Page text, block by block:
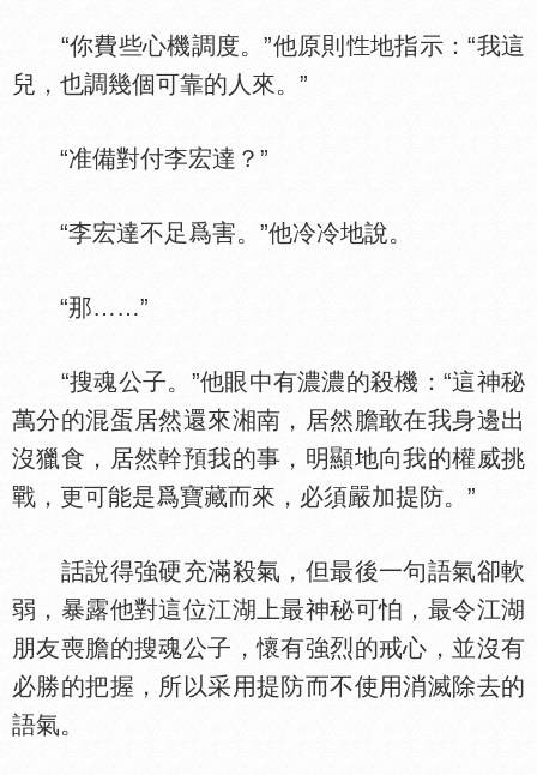
“你費些心機調度。”他原則
地指示：“我這
兒，也調幾個可靠的人來。”
“准備對付李宏達？”
“李宏達不足爲害。”他冷冷地說。
“那……”
“搜魂公子。”他眼中有濃濃的殺機：“這神秘
萬分的混蛋居然還來湘南，居然膽敢在我身邊出
沒獵食，居然幹預我的事，明顯地向我的權威挑
戰，更可能是爲寶藏而來，必須嚴加提防。”
話說得強硬充滿殺氣，但最後一句語氣卻軟
弱，暴露他對這位江湖上最神秘可怕，最令江湖
朋友喪膽的搜魂公子，懷有強烈的戒心，並沒有
必勝的把握，所以采用提防而不使用消滅除去的
語氣。